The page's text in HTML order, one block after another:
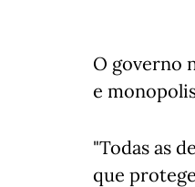
O governo
e
"Todas as
que